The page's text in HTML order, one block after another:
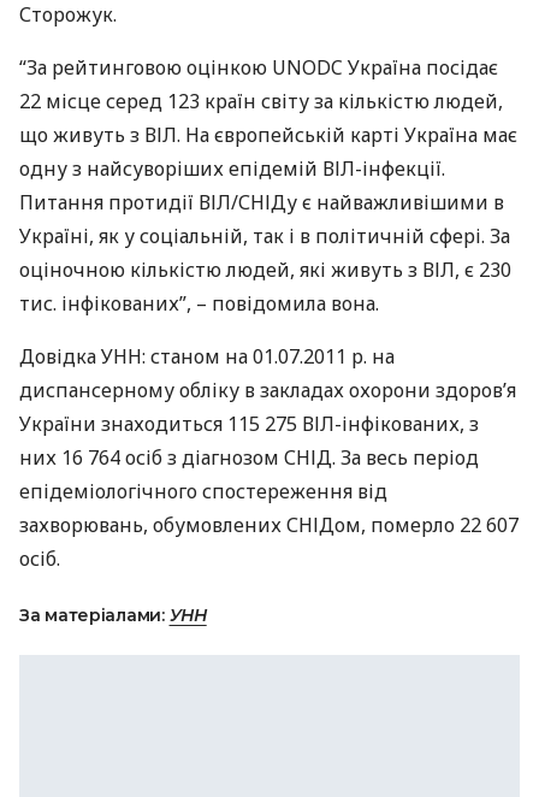
Сторожук.
“За рейтинговою оцінкою UNODC Україна посідає
22 місце серед 123 країн світу за кількістю людей,
що живуть з ВІЛ. На європейській карті Україна має
одну з найсуворіших епідемій ВІЛ-інфекції.
Питання протидії ВІЛ/СНІДу є найважливішими в
Україні, як у соціальній, так і в політичній сфері. За
оціночною кількістю людей, які живуть з ВІЛ, є 230
тис. інфікованих”, – повідомила вона.
ДовідкаУНН: станом на 01.07.2011 р. на
диспансерному обліку в закладах охорони здоров’я
України знаходиться 115 275 ВІЛ-інфікованих, з
них 16 764 осіб з діагнозом СНІД. За весь період
епідеміологічного спостереження від
захворювань, обумовленихСНІДом, померло 22 607
осіб.
За матеріалами: УНН